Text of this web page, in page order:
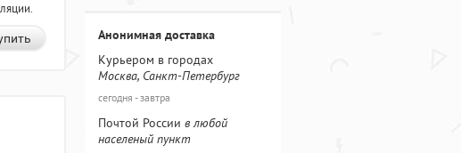
Анонимная доставка
Курьером в городах
Москва, Санкт-Петербург
сегодня - завтра
Почтой России в любой
населеный пункт